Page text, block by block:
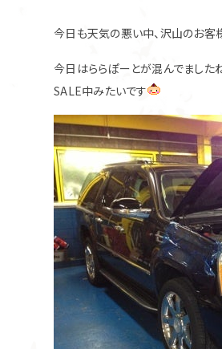
今日も天気の悪い中、沢山のお客
今日はららぽーとが混んでました
SALE中みたいです